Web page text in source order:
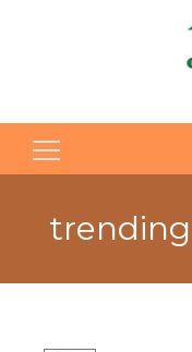
Search
for:trending